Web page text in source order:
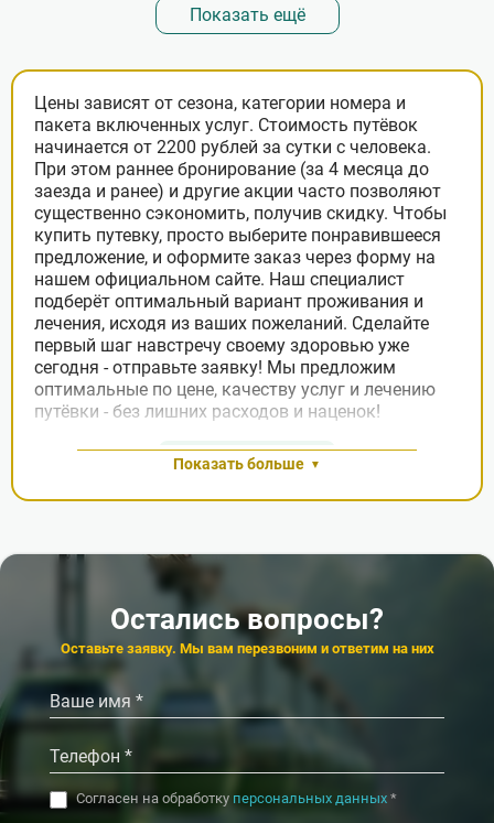
Показать ещё
Цены зависят от сезона, категории номера и
пакета включенных услуг. Стоимость путёвок
начинается от 2200 рублей за сутки с человека.
При этом раннее бронирование (за 4 месяца до
заезда и ранее) и другие акции часто позволяют
существенно сэкономить, получив скидку. Чтобы
купить путевку, просто выберите понравившееся
предложение, и оформите заказ через форму на
нашем официальном сайте. Наш специалист
подберёт оптимальный вариант проживания и
лечения, исходя из ваших пожеланий. Сделайте
первый шаг навстречу своему здоровью уже
сегодня - отправьте заявку! Мы предложим
оптимальные по цене, качеству услуг и лечению
путёвки - без лишних расходов и наценок!
Заявка на подбор
Показать больше
Остались вопросы?
Оставьте заявку. Мы вам перезвоним и ответим на них
Согласен на обработку персональных данных*